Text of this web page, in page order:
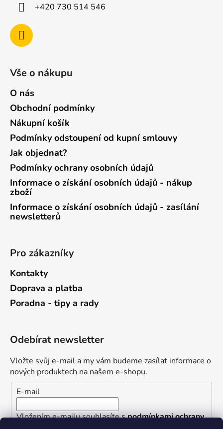
+420 730 514 546
Vše o nákupu
O nás
Obchodní podmínky
Nákupní košík
Podmínky odstoupení od kupní smlouvy
Jak objednat?
Podmínky ochrany osobních údajů
Informace o získání osobních údajů - nákup
zboží
Informace o získání osobních údajů - zasílání
newsletterů
Pro zákazníky
Kontakty
Doprava a platba
Poradna - tipy a rady
Odebírat newsletter
Vložte svůj e-mail a my vám budeme zasílat informace o
nových produktech na našem e-shopu.
E-mail
Vložením e-mailu souhlasíte spodmínkami ochrany